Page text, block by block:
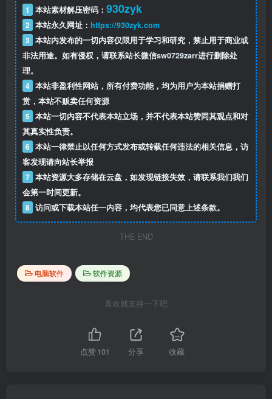
1 本站素材解压密码： 930zyk
2 本站永久网址： https://930zyk.com
3 本站内发布的一切内容仅限用于学习和研究，禁止用于商业或
非法用途。如有侵权，请联系站长微信sw0729zarr进行删除处
理。
4 本站非盈利性网站，所有付费功能，均为用户为本站捐赠打
赏，本站不贩卖任何资源
5 本站一切内容不代表本站立场，并不代表本站赞同其观点和对
其真实性负责。
6 本站一律禁止以任何方式发布或转载任何违法的相关信息，访
客发现请向站长举报
7 本站资源大多存储在云盘，如发现链接失效，请联系我们我们
会第一时间更新。
8 访问或下载本站任一内容，均代表您已同意上述条款。
THE END
电脑软件 软件资源
喜欢就支持一下吧
点赞101 分享 收藏